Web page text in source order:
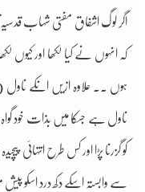
اگر لوگ اشفاق مفتی شہاب
کہ انہوں نے کیا لکھا اور کیوں
ہوں ۔۔ علاوہ ازیں انکے
ناول ہے جسکا میں بذات خود
کو گزرنا پڑا اور کس طرح انتہائی
سے وابستہ اسکے دکھ درد اسکو پیش